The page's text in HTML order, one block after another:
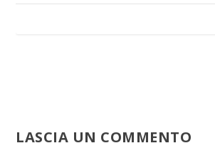
LASCIA UN COMMENTO